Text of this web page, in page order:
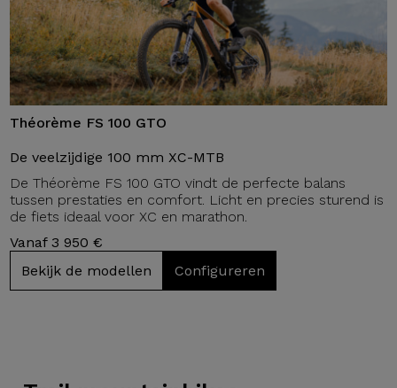
Théorème FS 100 GTO
De veelzijdige 100 mm XC-MTB
De Théorème FS 100 GTO vindt de perfecte balans
tussen prestaties en comfort. Licht en precies sturend is
de fiets ideaal voor XC en marathon.
Vanaf 3 950 €
Bekijk de modellen
Configureren